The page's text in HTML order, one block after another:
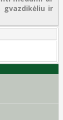
gvazdikėliu ir